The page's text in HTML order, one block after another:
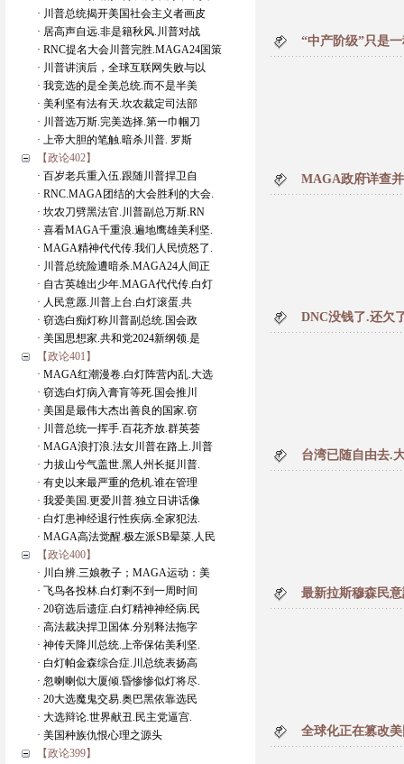
· 川普总统揭开美国社会主义者画皮
· 居高声自远.非是籍秋风.川普对战
· RNC提名大会川普完胜.MAGA24国策
· 川普讲演后，全球互联网失败与以
· 我竞选的是全美总统.而不是半美
· 美利坚有法有天.坎农裁定司法部
· 川普选万斯.完美选择.第一巾帼刀
· 上帝大胆的笔触.暗杀川普. 罗斯
【政论402】
· 百岁老兵重入伍.跟随川普捍卫自
· RNC.MAGA团结的大会胜利的大会.
· 坎农刀劈黑法官.川普副总万斯.RN
· 喜看MAGA千重浪.遍地鹰雄美利坚.
· MAGA精神代代传.我们人民愤怒了.
· 川普总统险遭暗杀.MAGA24人间正
· 自古英雄出少年.MAGA代代传.白灯
· 人民意愿.川普上台.白灯滚蛋.共
· 窃选白痴灯称川普副总统.国会政
· 美国思想家.共和党2024新纲领.是
【政论401】
· MAGA红潮漫卷.白灯阵营内乱.大选
· 窃选白灯病入膏肓等死.国会推川
· 美国是最伟大杰出善良的国家.窃
· 川普总统一挥手.百花齐放.群英荟
· MAGA浪打浪.法女川普在路上.川普
· 力拔山兮气盖世.黑人州长挺川普.
· 有史以来最严重的危机.谁在管理
· 我爱美国.更爱川普.独立日讲话像
· 白灯患神经退行性疾病.全家犯法.
· MAGA高法觉醒.极左派SB晕菜.人民
【政论400】
· 川白辨.三娘教子；MAGA运动：美
· 飞鸟各投林.白灯剩不到一周时间
· 20窃选后遗症.白灯精神神经病.民
· 高法裁决捍卫国体.分别释法拖字
· 神传天降川总统.上帝保佑美利坚.
· 白灯帕金森综合症.川总统表扬高
· 忽喇喇似大厦倾.昏惨惨似灯将尽.
· 20大选魔鬼交易.奥巴黑依靠选民
· 大选辩论.世界献丑.民主党逼宫.
· 美国种族仇恨心理之源头
【政论399】
“中产阶级”只是
MAGA政府详查
DNC没钱了.还欠
台湾已随自由去.
最新拉斯穆森民
全球化正在篡改